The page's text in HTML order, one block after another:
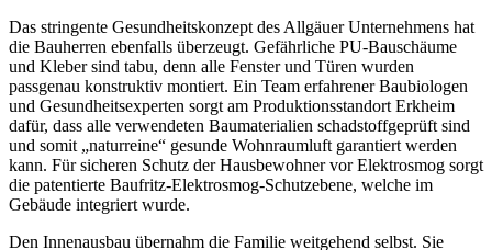
Das stringente Gesundheitskonzept des Allgäuer Unternehmens hat
die Bauherren ebenfalls überzeugt. Gefährliche PU-Bauschäume
und Kleber sind tabu, denn alle Fenster und Türen wurden
passgenau konstruktiv montiert. Ein Team erfahrener Baubiologen
und Gesundheitsexperten sorgt am Produktionsstandort Erkheim
dafür, dass alle verwendeten Baumaterialien schadstoffgeprüft sind
und somit „naturreine“ gesunde Wohnraumluft garantiert werden
kann. Für sicheren Schutz der Hausbewohner vor Elektrosmog sorgt
die patentierte Baufritz-Elektrosmog-Schutzebene, welche im
Gebäude integriert wurde.
Den Innenausbau übernahm die Familie weitgehend selbst. Sie